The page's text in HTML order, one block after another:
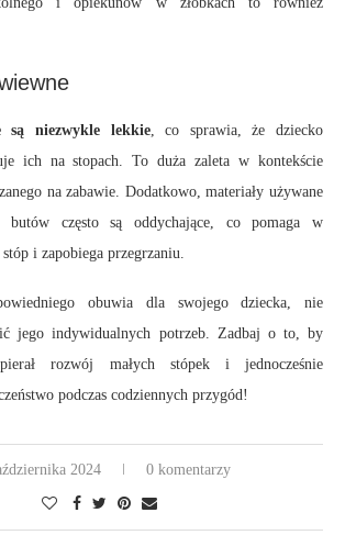
są niezwykle lekkie, co sprawia, że dziecko
ich na stopach. To duża zaleta w kontekście
na zabawie. Dodatkowo, materiały używane
często są oddychające, co pomaga w
i zapobiega przegrzaniu.
obuwia dla swojego dziecka, nie
jego indywidualnych potrzeb. Zadbaj o to, by
rozwój małych stópek i jednocześnie
podczas codziennych przygód!
2024 0 komentarzy